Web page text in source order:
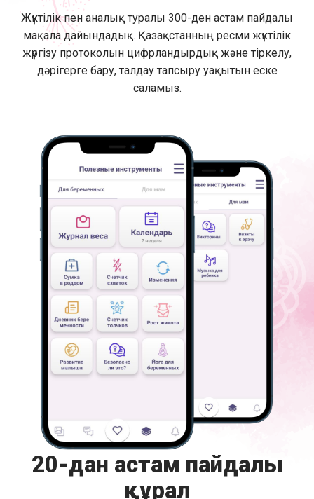
Жүктілік пен аналық туралы 300-ден астам пайдалы
мақала дайындадық. Қазақстанның ресми жүктілік
жүргізу протоколын цифрландырдық және тіркелу,
дәрігерге бару, талдау тапсыру уақытын еске
саламыз.
20-дан астам пайдалы
құрал